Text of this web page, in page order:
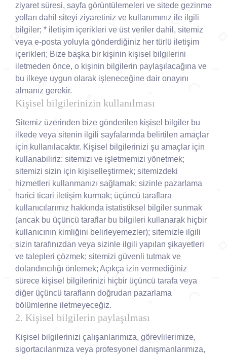
ziyaret süresi, sayfa görüntülemeleri ve sitede gezinme
yolları dahil siteyi ziyaretiniz ve kullanımınız ile ilgili
bilgiler; * iletişim içerikleri ve üst veriler dahil, sitemiz
veya e-posta yoluyla gönderdiğiniz her türlü iletişim
içerikleri; Bize başka bir kişinin kişisel bilgilerini
iletmeden önce, o kişinin bilgilerin paylaşılacağına ve
bu ilkeye uygun olarak işleneceğine dair onayını
almanız gerekir.
Kişisel bilgilerinizin kullanılması
Sitemiz üzerinden bize gönderilen kişisel bilgiler bu
ilkede veya sitenin ilgili sayfalarında belirtilen amaçlar
için kullanılacaktır. Kişisel bilgilerinizi şu amaçlar için
kullanabiliriz: sitemizi ve işletmemizi yönetmek;
sitemizi sizin için kişiselleştirmek; sitemizdeki
hizmetleri kullanmanızı sağlamak; sizinle pazarlama
harici ticari iletişim kurmak; üçüncü taraflara
kullanıcılarımız hakkında istatistiksel bilgiler sunmak
(ancak bu üçüncü taraflar bu bilgileri kullanarak hiçbir
kullanıcının kimliğini belirleyemezler); sitemizle ilgili
sizin tarafınızdan veya sizinle ilgili yapılan şikayetleri
ve talepleri çözmek; sitemizi güvenli tutmak ve
dolandırıcılığı önlemek; Açıkça izin vermediğiniz
sürece kişisel bilgilerinizi hiçbir üçüncü tarafa veya
diğer üçüncü tarafların doğrudan pazarlama
bölümlerine iletmeyeceğiz.
2. Kişisel bilgilerin paylaşılması
Kişisel bilgilerinizi çalışanlarımıza, görevlilerimize,
sigortacılarımıza veya profesyonel danışmanlarımıza,